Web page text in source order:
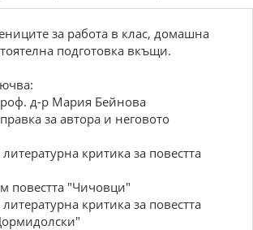
за работа в клас, домашна
подготовка вкъщи.
д-р Мария Бейнова
за автора и неговото
литературна критика за повестта
повестта "Чичовци"
литературна критика за повестта